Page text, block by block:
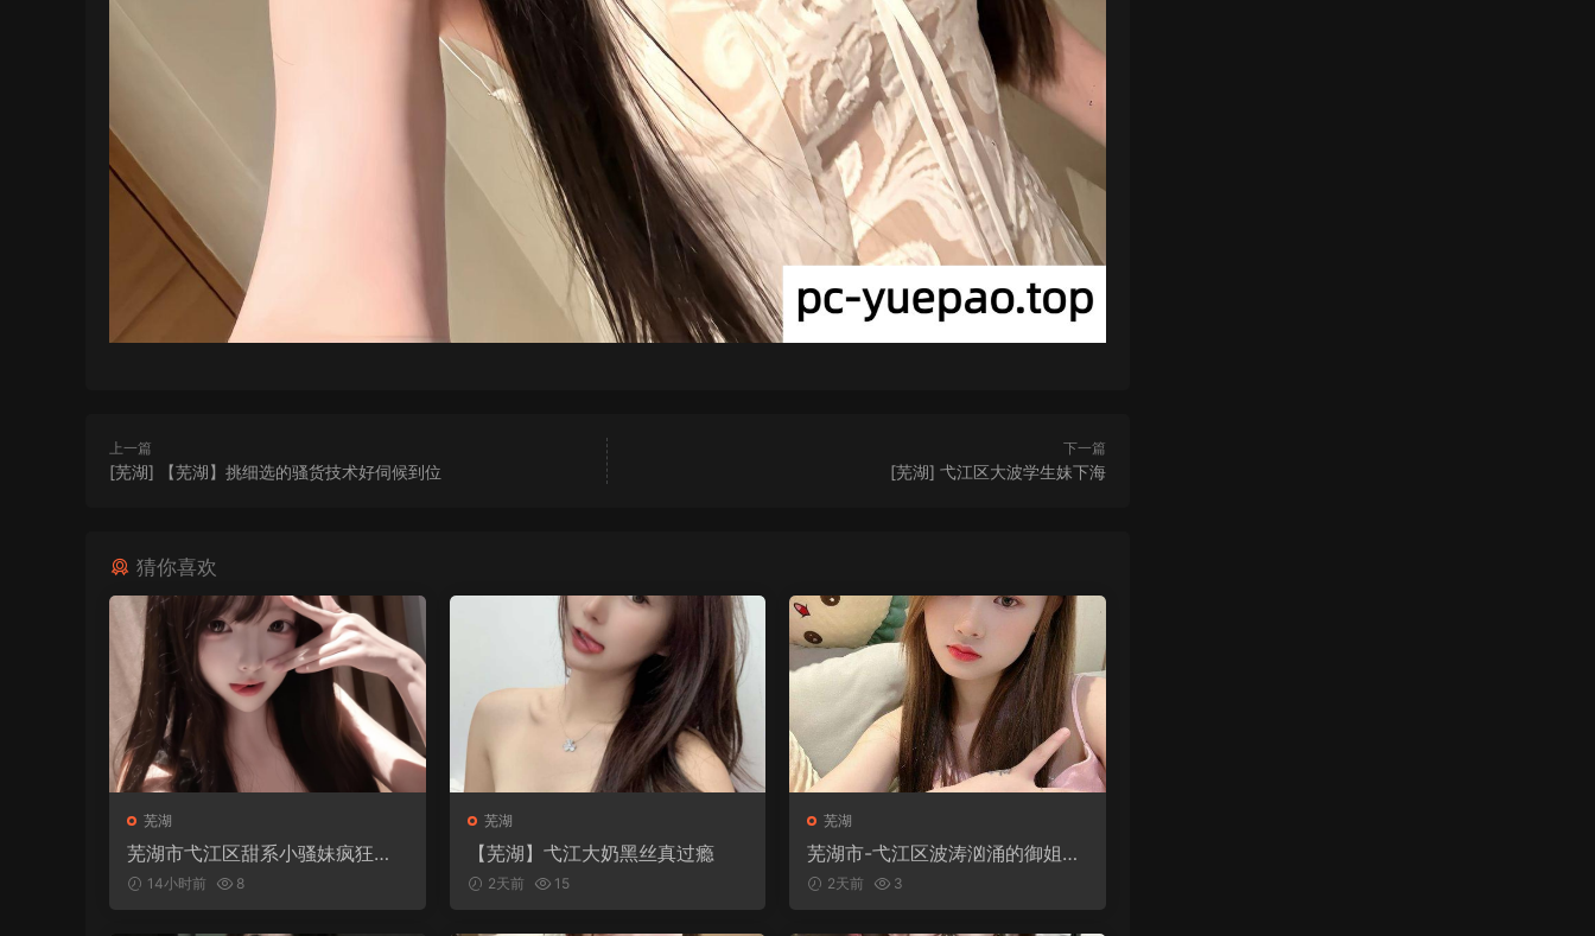
上一篇
[芜湖] 【芜湖】挑细选的骚货技术好伺候到位
下一篇
[芜湖] 弋江区大波学生妹下海
猜你喜欢
芜湖
芜湖市弋江区甜系小骚妹疯狂打
桩 14小时前 8
芜湖
【芜湖】弋江大奶黑丝真过瘾
2天前 15
芜湖
芜湖市-弋江区波涛汹涌的御姐玩
角色扮演
2天前 3